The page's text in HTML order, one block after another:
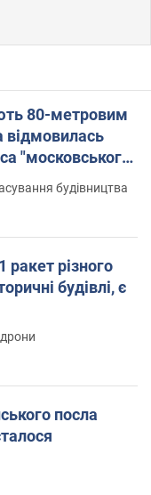
80-метровим
"московського
будівництва
ракет різного
будівлі, є
посла